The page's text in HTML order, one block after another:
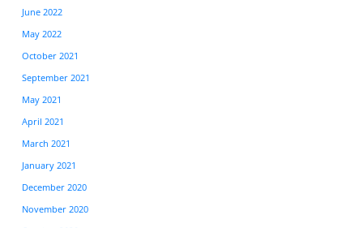
June 2022
May 2022
October 2021
September 2021
May 2021
April 2021
March 2021
January 2021
December 2020
November 2020